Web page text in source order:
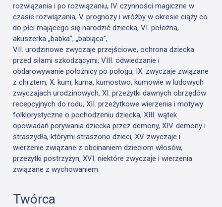
rozwiązania i po rozwiązaniu, IV. czynności magiczne w
czasie rozwiązania, V. prognozy i wróżby w okresie ciąży co
do płci mającego się narodzić dziecka, VI. położna,
akuszerka „babka”, „babiąca”,
VII. urodzinowe zwyczaje przejściowe, ochrona dziecka
przed siłami szkodzącymi, VIII. odwiedzanie i
obdarowywanie położnicy po połogu, IX. zwyczaje związane
z chrztem, X. kum, kuma, kumostwo, kumowie w ludowych
zwyczajach urodzinowych, XI. przeżytki dawnych obrzędów
recepcyjnych do rodu, XII. przeżytkowe wierzenia i motywy
folklorystyczne o pochodzeniu dziecka, XIII. wątek
opowiadań porywania dziecka przez demony, XIV. demony i
straszydła, którymi straszono dzieci, XV. zwyczaje i
wierzenie związane z obcinaniem dzieciom włosów,
przeżytki postrzyżyn, XVI. niektóre zwyczaje i wierzenia
związane z wychowaniem.
Twórca